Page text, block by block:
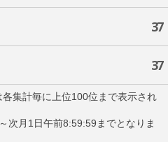
37
37
集計毎に上位100位まで表示され
次月1日午前8:59:59までとなりま